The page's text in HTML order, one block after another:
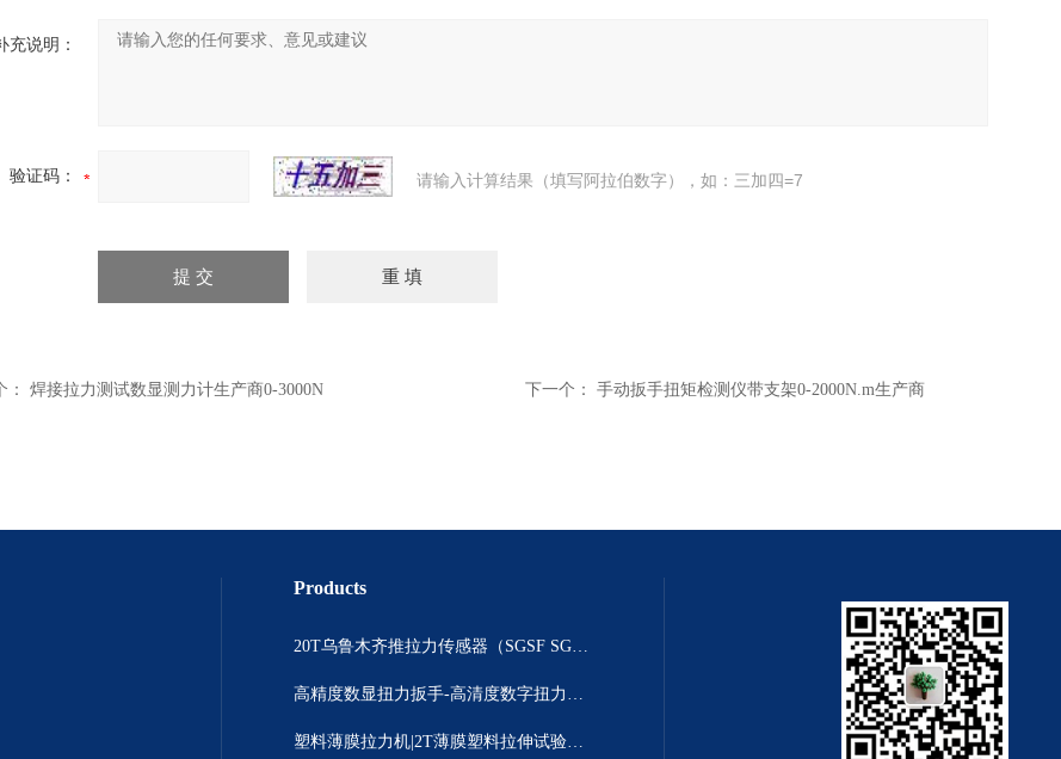
充说明：
验证码： 请输入计算结果（填写阿拉伯数字），如：三加四=7
： 焊接拉力测试数显测力计生产商0-3000N 下一个： 手动扳手扭矩检测仪带支架0-2000N.m生产商
Products
20T乌鲁木齐推拉力传感器（SGSF SGZF SGLF）
高精度数显扭力扳手-高清度数字扭力距扳手
塑料薄膜拉力机|2T薄膜塑料拉伸试验机厂家